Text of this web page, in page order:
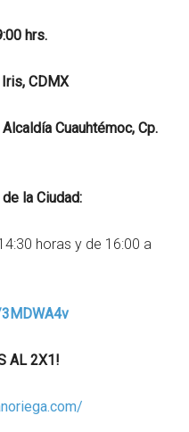
hrs.
CDMX
Cuauhtémoc, Cp.
la Ciudad:
horas y de 16:00 a
AL 2X1!